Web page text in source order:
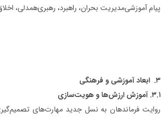
پیام آموزشیمدیریت بحران، راهبرد، رهبریهمدلی،
۳. ابعاد آموزشی و فرهنگی
۳.۱. آموزش ارزش‌ها و هویت‌سازی
روایت فرماندهان به نسل جدید مهارت‌های